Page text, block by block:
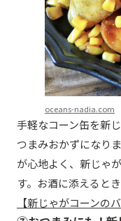
oceans-nadia.com
手軽なコーン缶を新
つまみおかずになり
が心地よく、新じゃ
す。お酒に添えると
【新じゃがコーンの